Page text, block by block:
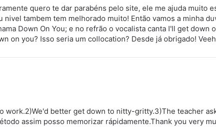
quero te dar parabéns pelo site, ele me ajuda muito
tambem tem melhorado muito! Então vamos a minha
Down On You; e no refrão o vocalista canta I'll get down
on you? Isso seria um collocation? Desde já obrigado!
work.2)We'd better get down to nitty-gritty.3)The teacher
assim posso memorizar rápidamente.Thank you very